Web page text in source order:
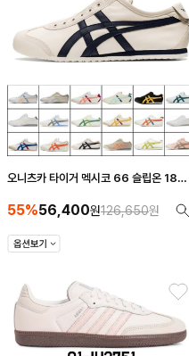
오니츠카 타이거 멕시코 66 슬립온 18가
55%56,400원126,650원